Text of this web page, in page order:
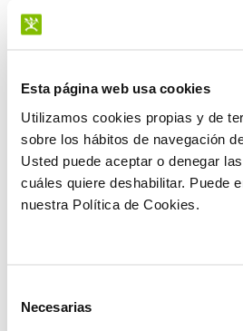
Esta página web usa cookies
Utilizamos cookies propias y de
sobre los hábitos de navegación
Usted puede aceptar o denegar
cuáles quiere deshabilitar. Puede
nuestra Política de Cookies.
Necesarias
Beneficios
Mejorar la floraciónPrevenir y